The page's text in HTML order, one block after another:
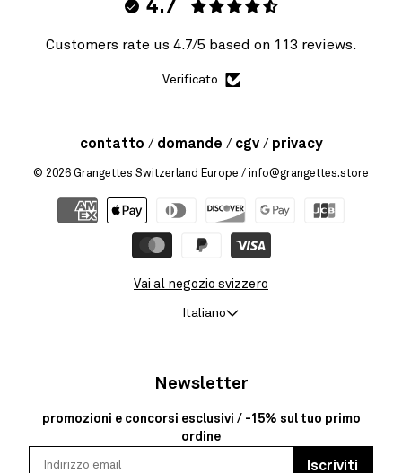
4.7
Customers rate us 4.7/5 based on 113 reviews.
Verificato
contatto domande cgv privacy
© 2026 Grangettes Switzerland Europe / info@grangettes.store
Vai al negozio svizzero
Italiano
Newsletter
promozioni e concorsi esclusivi / -15% sul tuo primo
ordine
Iscriviti